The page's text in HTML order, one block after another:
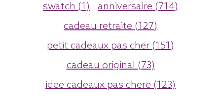
swatch (1)
anniversaire (714)
cadeau retraite (127)
petit cadeaux pas cher (151)
cadeau original (73)
idee cadeaux pas chere (123)